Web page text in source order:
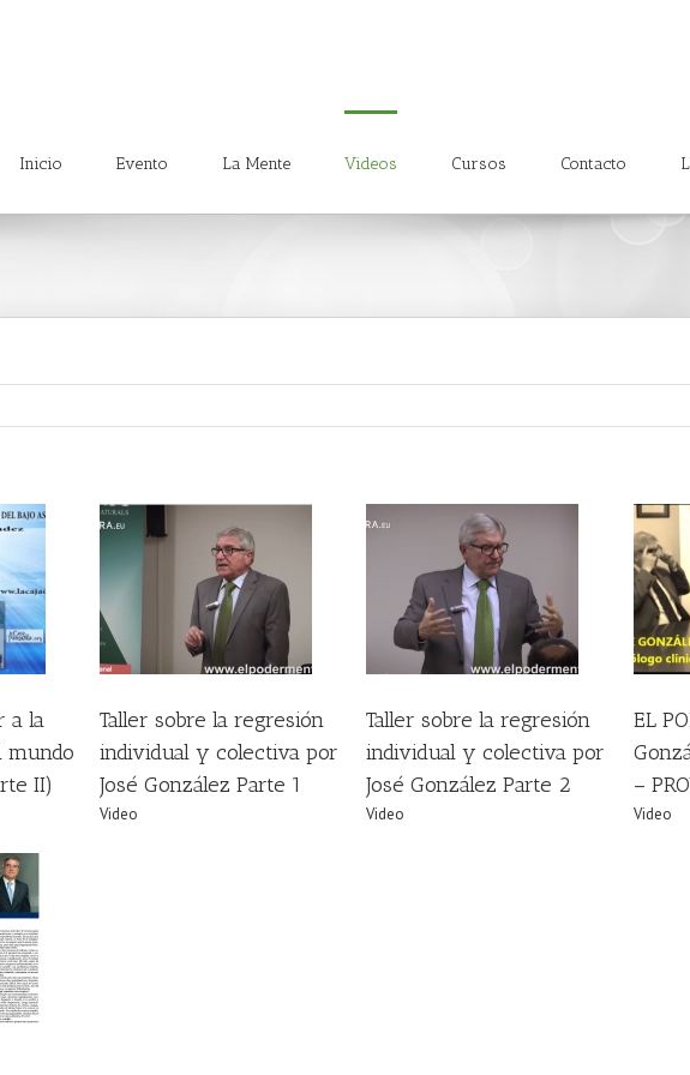
Inicio Evento La Mente Videos Cursos Contacto
a la
mundo
II)
individual
Parte
Taller sobre la regresión
individual y colectiva por
José González Parte 1
Video
Taller sobre la regresión individual
y colectiva por José González Parte
Taller sobre la regresión
individual y colectiva por
José González Parte 2
Video
EL PODER MENTAL – José
González y Víctor Brossa –
PROYECTO SYNEIDESIS
Video
EL
–
Video